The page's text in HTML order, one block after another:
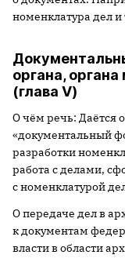
номенклатура дел и
органа,
(глава V)
О чём речь: Даётся
«документальный
разработки
работа с делами,
с номенклатурой
О передаче дел в
к документам
власти в области